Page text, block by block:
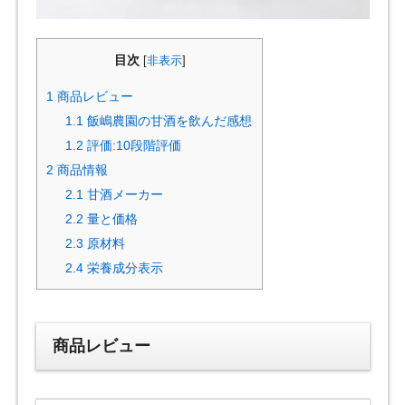
目次 非表示]
1 商品レビュー
1.1 飯嶋農園の甘酒を飲んだ感想
1.2 評価:10段階評価
2 商品情報
2.1 甘酒メーカー
2.2 量と価格
2.3 原材料
2.4 栄養成分表示
商品レビュー